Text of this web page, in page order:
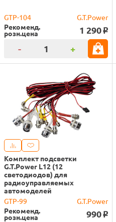
GTP-104
G.T.Power
Рекоменд.
розн.цена 1 290 o
- +
Комплект подсветки
G.T.Power L12 (12
светодиодов) для
радиоуправляемых
автомоделей
GTP-99
G.T.Power
Рекоменд.
розн.цена 990 o